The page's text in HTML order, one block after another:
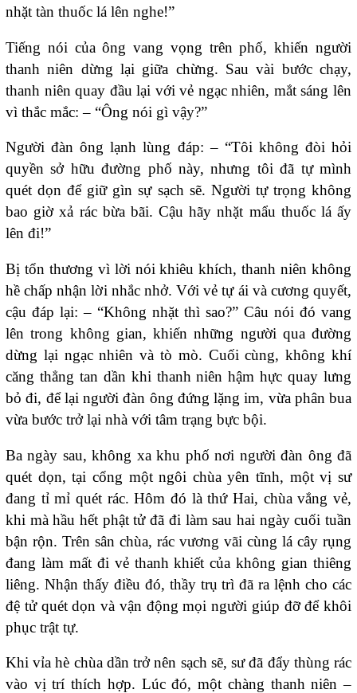
nhặt tàn thuốc lá lên nghe!”
Tiếng nói của ông vang vọng trên phố, khiến người
thanh niên dừng lại giữa chừng. Sau vài bước chạy,
thanh niên quay đầu lại với vẻ ngạc nhiên, mắt sáng lên
vì thắc mắc: – “Ông nói gì vậy?”
Người đàn ông lạnh lùng đáp: – “Tôi không đòi hỏi
quyền sở hữu đường phố này, nhưng tôi đã tự mình
quét dọn để giữ gìn sự sạch sẽ. Người tự trọng không
bao giờ xả rác bừa bãi. Cậu hãy nhặt mẩu thuốc lá ấy
lên đi!”
Bị tổn thương vì lời nói khiêu khích, thanh niên không
hề chấp nhận lời nhắc nhở. Với vẻ tự ái và cương quyết,
cậu đáp lại: – “Không nhặt thì sao?” Câu nói đó vang
lên trong không gian, khiến những người qua đường
dừng lại ngạc nhiên và tò mò. Cuối cùng, không khí
căng thẳng tan dần khi thanh niên hậm hực quay lưng
bỏ đi, để lại người đàn ông đứng lặng im, vừa phân bua
vừa bước trở lại nhà với tâm trạng bực bội.
Ba ngày sau, không xa khu phố nơi người đàn ông đã
quét dọn, tại cổng một ngôi chùa yên tĩnh, một vị sư
đang tỉ mỉ quét rác. Hôm đó là thứ Hai, chùa vắng vẻ,
khi mà hầu hết phật tử đã đi làm sau hai ngày cuối tuần
bận rộn. Trên sân chùa, rác vương vãi cùng lá cây rụng
đang làm mất đi vẻ thanh khiết của không gian thiêng
liêng. Nhận thấy điều đó, thầy trụ trì đã ra lệnh cho các
đệ tử quét dọn và vận động mọi người giúp đỡ để khôi
phục trật tự.
Khi vỉa hè chùa dần trở nên sạch sẽ, sư đã đẩy thùng rác
vào vị trí thích hợp. Lúc đó, một chàng thanh niên –